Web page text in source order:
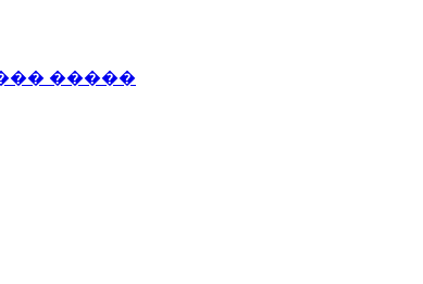
�����